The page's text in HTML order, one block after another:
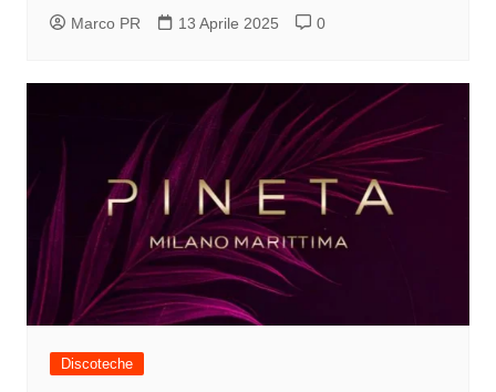
Marco PR 13 Aprile 2025 0
Discoteche